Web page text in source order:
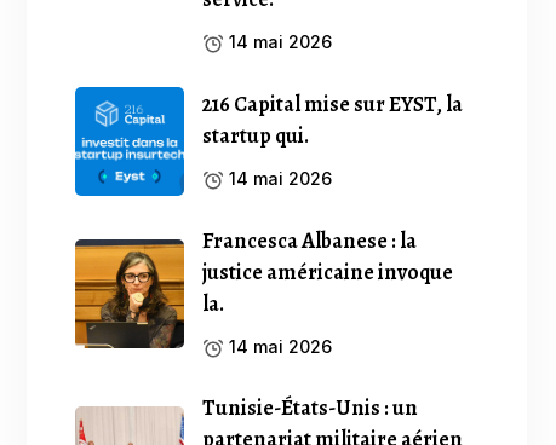
14 mai 2026
216 Capital mise sur EYST, la
startup qui.
14 mai 2026
Francesca Albanese : la
justice américaine invoque
la.
14 mai 2026
Tunisie-États-Unis : un
partenariat militaire aérien